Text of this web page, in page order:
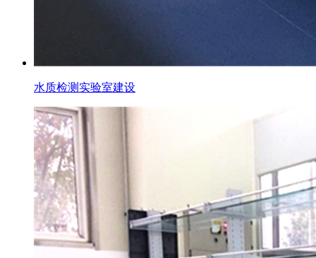
水质检测实验室建设